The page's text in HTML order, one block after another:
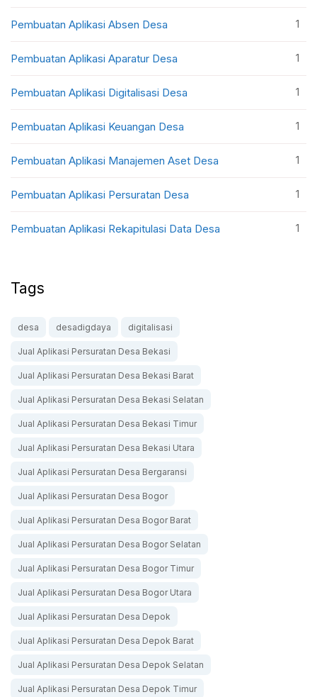
Pembuatan Aplikasi Absen Desa 1
Pembuatan Aplikasi Aparatur Desa 1
Pembuatan Aplikasi Digitalisasi Desa 1
Pembuatan Aplikasi Keuangan Desa 1
Pembuatan Aplikasi Manajemen Aset Desa 1
Pembuatan Aplikasi Persuratan Desa 1
Pembuatan Aplikasi Rekapitulasi Data Desa 1
Tags
desa desadigdaya digitalisasi
Jual Aplikasi Persuratan Desa Bekasi
Jual Aplikasi Persuratan Desa Bekasi Barat
Jual Aplikasi Persuratan Desa Bekasi Selatan
Jual Aplikasi Persuratan Desa Bekasi Timur
Jual Aplikasi Persuratan Desa Bekasi Utara
Jual Aplikasi Persuratan Desa Bergaransi
Jual Aplikasi Persuratan Desa Bogor
Jual Aplikasi Persuratan Desa Bogor Barat
Jual Aplikasi Persuratan Desa Bogor Selatan
Jual Aplikasi Persuratan Desa Bogor Timur
Jual Aplikasi Persuratan Desa Bogor Utara
Jual Aplikasi Persuratan Desa Depok
Jual Aplikasi Persuratan Desa Depok Barat
Jual Aplikasi Persuratan Desa Depok Selatan
Jual Aplikasi Persuratan Desa Depok Timur